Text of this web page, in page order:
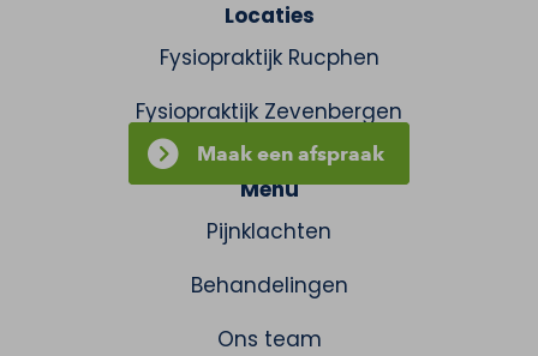
Locaties
Fysiopraktijk Rucphen
Fysiopraktijk Zevenbergen
Maak een afspraak
Menu
Pijnklachten
Behandelingen
Ons team